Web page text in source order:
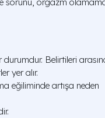
Belirtileri
yer alır.
eğiliminde artışa neden